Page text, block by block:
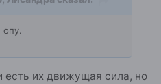
опу.
есть их движущая сила, но